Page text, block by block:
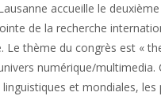
accueille le
de la recherche
thème du congrès est «
numérique/
et mondiales,